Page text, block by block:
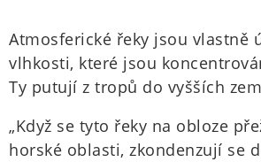
Atmosferické řeky jsou vlastně
vlhkosti, které jsou
Ty putují z tropů do vyšších
„Když se tyto řeky na obloze
horské oblasti, zkondenzují se